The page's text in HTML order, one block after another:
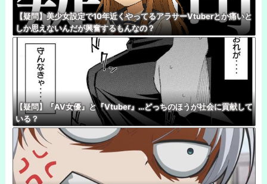
【疑問】美少女設定で10年近くやってるアラサーVtuberとか痛いと
しか思えないんだが興奮するもんなの？
【疑問】『AV女優』と『Vtuber』…どっちのほうが社会に貢献して
いる？